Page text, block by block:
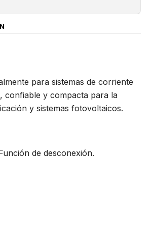
para sistemas de corriente
confiable y compacta para la
y sistemas fotovoltaicos.
de desconexión.